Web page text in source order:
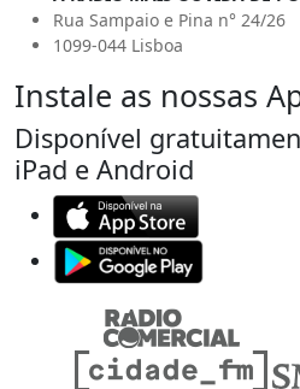
Rua Sampaio e Pina n° 24/26
1099-044 Lisboa
Instale as nossas
Disponível
iPad e Android